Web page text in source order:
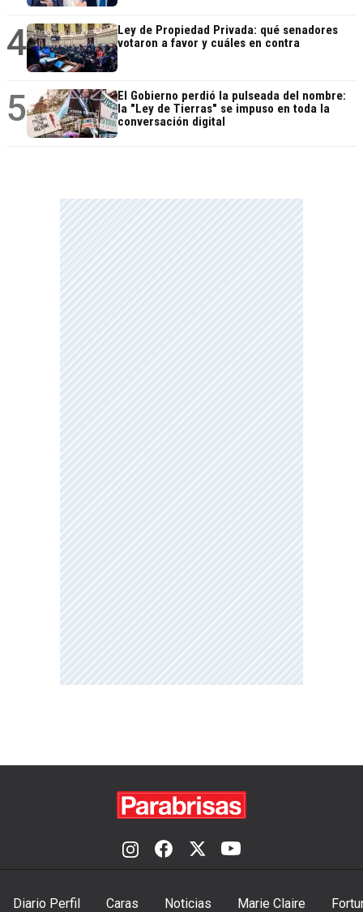
4
Ley de Propiedad Privada: qué senadores
votaron a favor y cuáles en contra
5
El Gobierno perdió la pulseada del nombre:
la "Ley de Tierras" se impuso en toda la
conversación digital
Diario Perfil Caras Noticias Marie Claire